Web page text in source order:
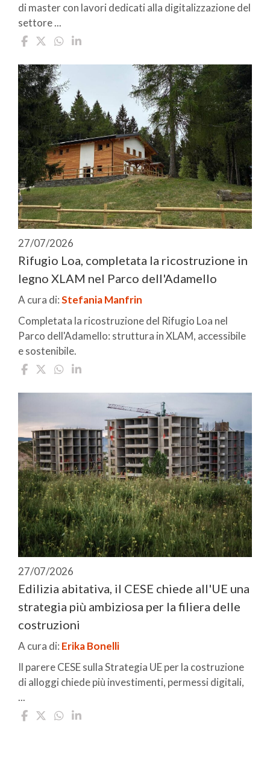
di master con lavori dedicati alla digitalizzazione del
settore ...
27/07/2026
Rifugio Loa, completata la ricostruzione in
legno XLAM nel Parco dell'Adamello
A cura di:Stefania Manfrin
Completata la ricostruzione del Rifugio Loa nel
Parco dell'Adamello: struttura in XLAM, accessibile
e sostenibile.
27/07/2026
Edilizia abitativa, il CESE chiede all'UE una
strategia più ambiziosa per la filiera delle
costruzioni
A cura di: Erika Bonelli
Il parere CESE sulla Strategia UE per la costruzione
di alloggi chiede più investimenti, permessi digitali,
...